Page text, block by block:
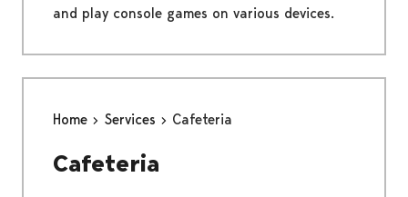
and play console games on various devices.
Home Services Cafeteria
Cafeteria